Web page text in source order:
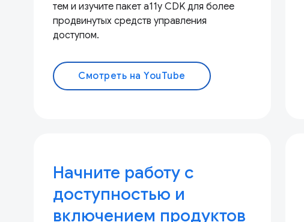
тем и изучите пакет a11y CDK для более
продвинутых средств управления
доступом.
Смотреть на YouTube
Начните работу с
доступностью и
включением продуктов